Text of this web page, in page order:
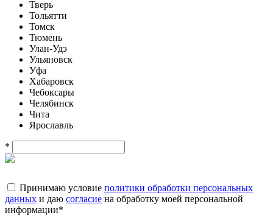
Тверь
Тольятти
Томск
Тюмень
Улан-Удэ
Ульяновск
Уфа
Хабаровск
Чебоксары
Челябинск
Чита
Ярославль
*
Принимаю условие политики обработки персональных
данных и даю согласие на обработку моей персональной
информации*